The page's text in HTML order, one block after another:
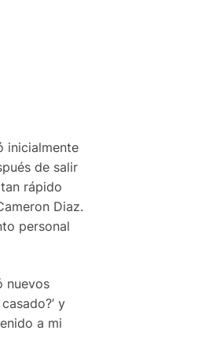
inicialmente
de salir
rápido
Diaz.
personal
nuevos
y
a mi